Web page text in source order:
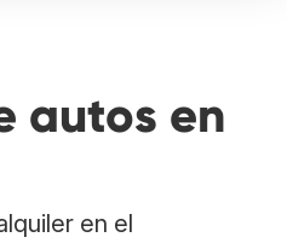
autos en
en el